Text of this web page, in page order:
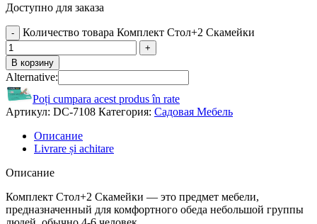
Доступно для заказа
Количество товара Комплект Стол+2 Скамейки
В корзину
Alternative:
Poți cumpara acest produs în rate
Артикул: DC-7108 Категория: Садовая Мебель
Описание
Livrare și achitare
Описание
Комплект Стол+2 Скамейки — это предмет мебели,
предназначенный для комфортного обеда небольшой группы